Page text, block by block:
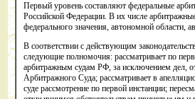
Первый уровень составляют федеральные
Российской Федерации. В их числе
федерального значения, автономной области,
В соответствии с действующим
следующие полномочия: рассматривает по
арбитражным судам РФ, за исключением дел,
Арбитражного Суда; рассматривает в
суде рассмотрение по первой инстанции;